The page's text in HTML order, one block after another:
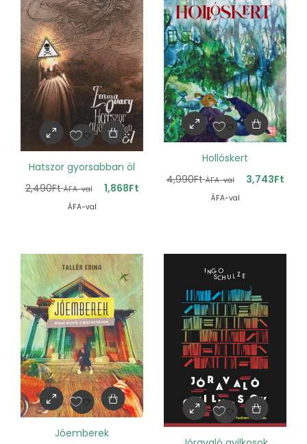
Hatszor gyorsabban öl
2,490Ft ÁFA-val 1,868Ft
ÁFA-val
Hollóskert
4,990Ft ÁFA-val 3,743Ft
ÁFA-val
Jóemberek